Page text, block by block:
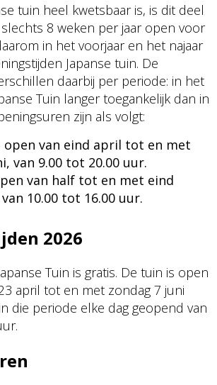
tuin heel kwetsbaar is, is dit deel
8 weken per jaar open voor
in het voorjaar en het najaar
Japanse tuin. De
daarbij per periode: in het
Tuin langer toegankelijk dan in
zijn als volgt:
open van eind april tot en met
van 9.00 tot 20.00 uur.
van half tot en met eind
10.00 tot 16.00 uur.
2026
Tuin is gratis. De tuin is open
april tot en met zondag 7 juni
die periode elke dag geopend van